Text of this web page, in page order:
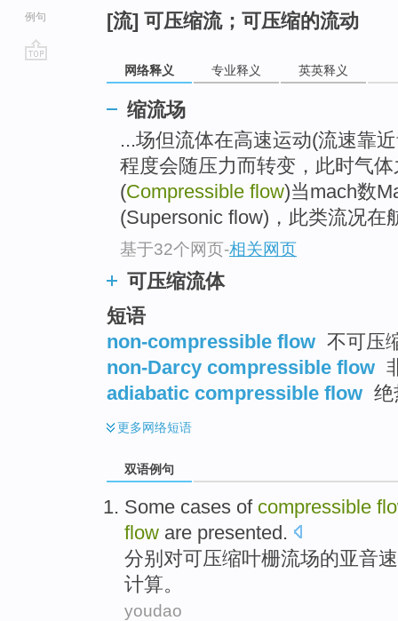
例句
[流] 可压缩流；可压缩的流动
网络释义 专业释义 英英释义
缩流场
...场但流体在高速运动(流速靠
程度会随压力而转变，此时气
(Compressible flow)当mach数
(Supersonic flow)，此类流况在
基于32个网页-相关网页
可压缩流体
短语
non-compressible flow 不可压
non-Darcy compressible flow
adiabatic compressible flow 绝
更多网络短语
双语例句
Some cases of compressible
flow are presented.
分别 对可压缩叶栅流场的亚音
计算。
youdao